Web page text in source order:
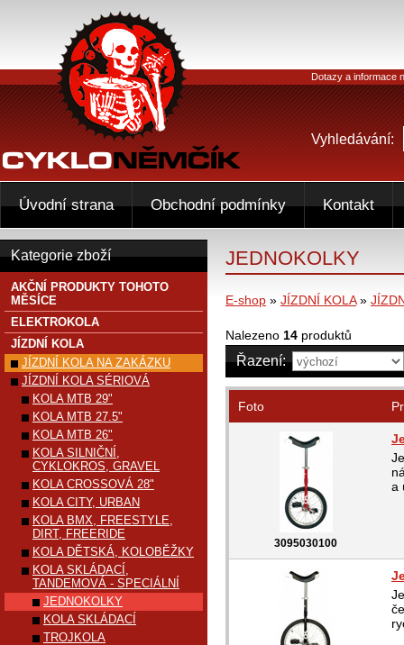
JEDNOKOLKY
E-shop » JÍZDNÍ KOLA»
Nalezeno 14 produktů
Řazení:
Foto
3095030100
a
Kategorie zboží
AKČNÍ PRODUKTY TOHOTO
MĚSÍCE
ELEKTROKOLA
JÍZDNÍ KOLA
JÍZDNÍ KOLA NA ZAKÁZKU
JÍZDNÍ KOLA SÉRIOVÁ
KOLA MTB 29"
KOLA MTB 27.5"
KOLA MTB 26"
KOLA SILNIČNÍ,
CYKLOKROS, GRAVEL
KOLA CROSSOVÁ 28"
KOLA CITY, URBAN
KOLA BMX, FREESTYLE,
DIRT, FREERIDE
KOLA DĚTSKÁ, KOLOBĚŽKY
KOLA SKLÁDACÍ,
TANDEMOVÁ - SPECIÁLNÍ
JEDNOKOLKY
KOLA SKLÁDACÍ
TROJKOLA
Dotazy a informace
Vyhledávání:
Úvodní strana Obchodní podmínky Kontakt